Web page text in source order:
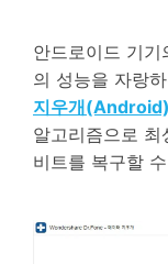
안드로이드 기
의 성능을 자랑하
지우개(Android)
알고리즘으로
비트를 복구할